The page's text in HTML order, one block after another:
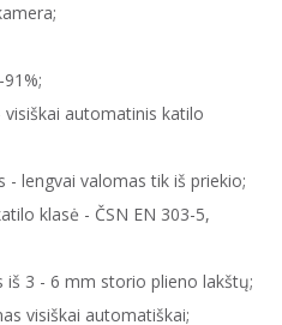
automatinis katilo
- lengvai valomas tik iš priekio;
klasė - ČSN EN 303-5,
iš 3 - 6 mm storio plieno lakštų;
visiškai automatiškai;